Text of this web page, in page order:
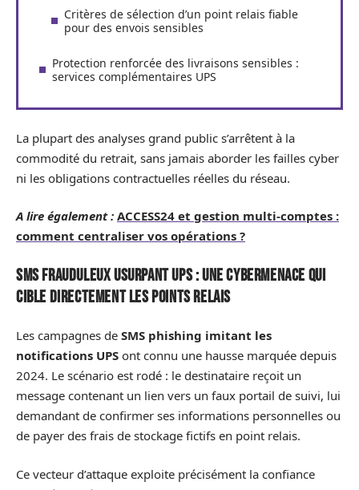
Critères de sélection d’un point relais fiable
pour des envois sensibles
Protection renforcée des livraisons sensibles :
services complémentaires UPS
La plupart des analyses grand public s’arrêtent à la
commodité du retrait, sans jamais aborder les failles cyber
ni les obligations contractuelles réelles du réseau.
A lire également : ACCESS24 et gestion multi-comptes :
comment centraliser vos opérations ?
SMS frauduleux usurpant UPS : une cybermenace qui
cible directement les points relais
Les campagnes de SMS phishing imitant les
notifications UPS ont connu une hausse marquée depuis
2024. Le scénario est rodé : le destinataire reçoit un
message contenant un lien vers un faux portail de suivi, lui
demandant de confirmer ses informations personnelles ou
de payer des frais de stockage fictifs en point relais.
Ce vecteur d’attaque exploite précisément la confiance